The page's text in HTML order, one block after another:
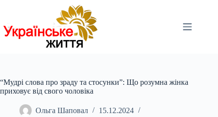
“Мудрі слова про зраду та стосунки”: Що розумна жінка
приховує від свого чоловіка
Ольга Шаповал
15.12.2024